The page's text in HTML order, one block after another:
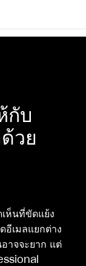
กับ
วย
ห็นที่ขัดแย้ง
อีเมลแยกต่าง
าจจะยาก แต่